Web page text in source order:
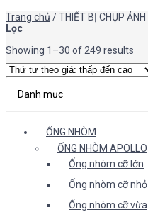
Trang chủ /THIẾT BỊ CHỤP ẢNH
Lọc
Showing 1–30 of 249 results
Danh mục
ỐNG NHÒM
ỐNG NHÒM APOLLO
Ống nhòm cỡ lớn
Ống nhòm cỡ nhỏ
Ống nhòm cỡ vừa